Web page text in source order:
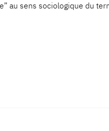
au sens sociologique du